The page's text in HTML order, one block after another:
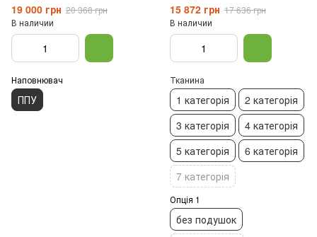
19 000 грн 20 368 грн
В наличии
Наповнювач
ППУ
15 872 грн 17 636 грн
В наличии
Тканина
1 категорія
2 категорія
3 категорія
4 категорія
5 категорія
6 категорія
7 категорія
Опція 1
без подушок